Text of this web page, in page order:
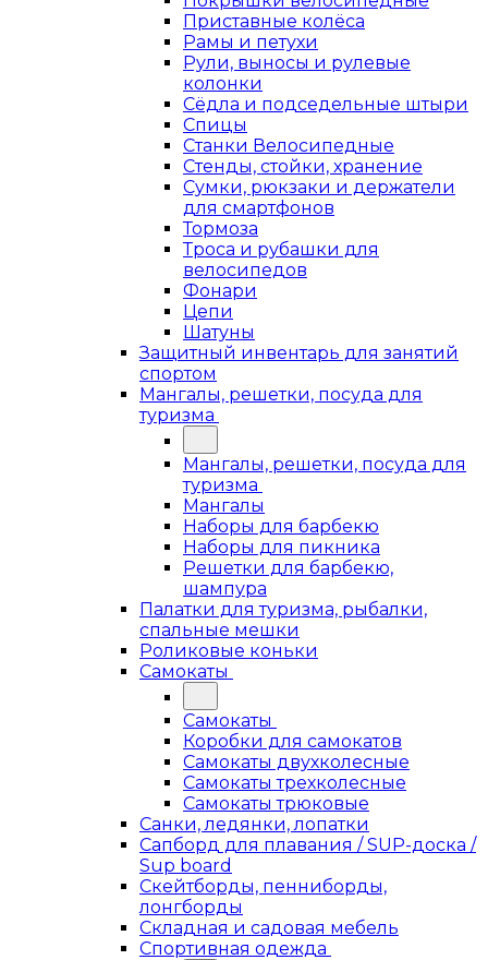
Приставные колёса
Рамы и петухи
Рули, выносы и рулевые
колонки
Сёдла и подседельные штыри
Спицы
Станки Велосипедные
Стенды, стойки, хранение
Сумки, рюкзаки и держатели
для смартфонов
Тормоза
Троса и рубашки для
велосипедов
Фонари
Цепи
Шатуны
Защитный инвентарь для занятий
спортом
Мангалы, решетки, посуда для
туризма
Мангалы, решетки, посуда для
туризма
Мангалы
Наборы для барбекю
Наборы для пикника
Решетки для барбекю,
шампура
Палатки для туризма, рыбалки,
спальные мешки
Роликовые коньки
Самокаты
Самокаты
Коробки для самокатов
Самокаты двухколесные
Самокаты трехколесные
Самокаты трюковые
Санки, ледянки, лопатки
Сапборд для плавания / SUP-доска /
Sup board
Скейтборды, пенниборды,
лонгборды
Складная и садовая мебель
Спортивная одежда